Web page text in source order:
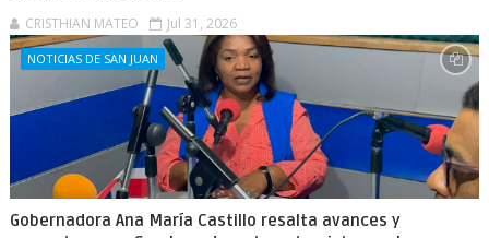
CRISTHIAN MATEO Jul 31, 2026
NOTICIAS DE SAN JUAN
Gobernadora Ana María Castillo resalta avances y